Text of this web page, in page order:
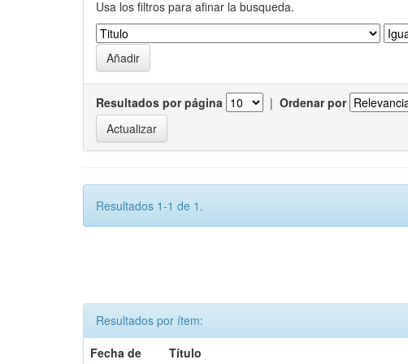
Usa los filtros para afinar la busqueda.
Resultados por página | Ordenar por
Resultados 1-1 de 1.
Resultados por ítem:
Fecha de
Título